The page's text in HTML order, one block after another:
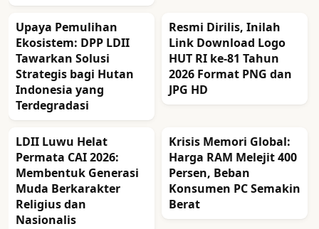
Upaya Pemulihan
Ekosistem: DPP LDII
Tawarkan Solusi
Strategis bagi Hutan
Indonesia yang
Terdegradasi
Resmi Dirilis, Inilah
Link Download Logo
HUT RI ke-81 Tahun
2026 Format PNG dan
JPG HD
LDII Luwu Helat
Permata CAI 2026:
Membentuk Generasi
Muda Berkarakter
Religius dan
Nasionalis
Krisis Memori Global:
Harga RAM Melejit 400
Persen, Beban
Konsumen PC Semakin
Berat